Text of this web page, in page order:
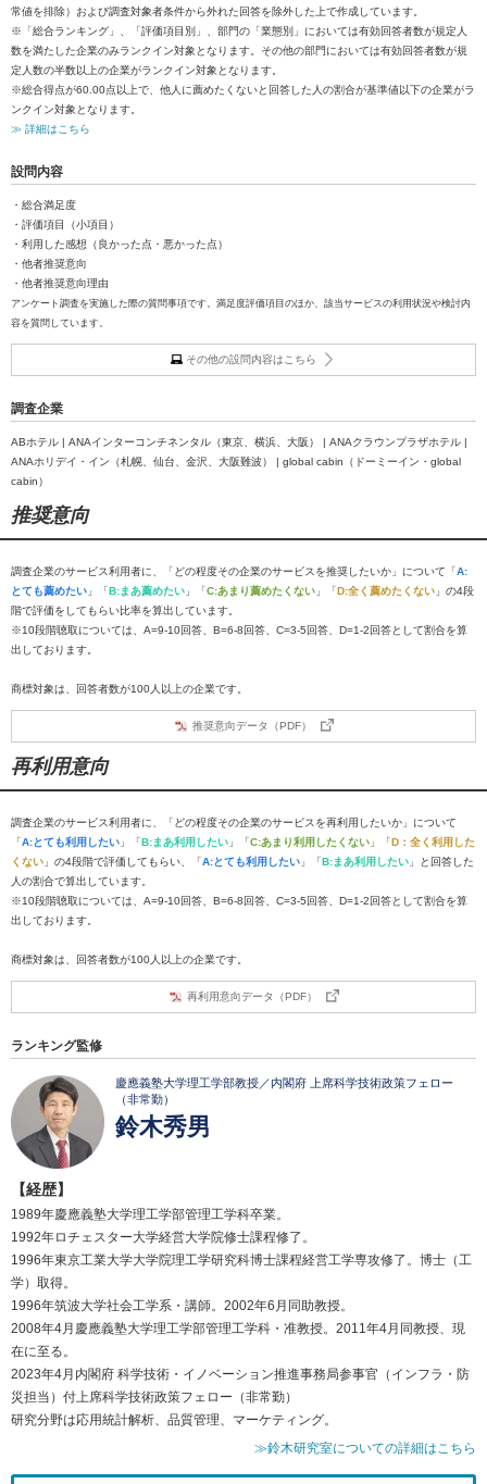
常値を排除）および調査対象者条件から外れた回答を除外した上で作成しています。
※「総合ランキング」、「評価項目別」、部門の「業態別」においては有効回答者数が規定人
数を満たした企業のみランクイン対象となります。その他の部門においては有効回答者数が規
定人数の半数以上の企業がランクイン対象となります。
※総合得点が60.00点以上で、他人に薦めたくないと回答した人の割合が基準値以下の企業がラ
ンクイン対象となります。
≫ 詳細はこちら
設問内容
・総合満足度
・評価項目（小項目）
・利用した感想（良かった点・悪かった点）
・他者推奨意向
・他者推奨意向理由
アンケート調査を実施した際の質問事項です。満足度評価項目のほか、該当サービスの利用状況や検討内
容を質問しています。
その他の設問内容はこちら
調査企業
ABホテル | ANAインターコンチネンタル（東京、横浜、大阪） | ANAクラウンプラザホテル |
ANAホリデイ・イン（札幌、仙台、金沢、大阪難波） | global cabin（ドーミーイン・global
cabin）
推奨意向
調査企業のサービス利用者に、「どの程度その企業のサービスを推奨したいか」について「A:
とても薦めたい 」「B:まあ薦めたい 」「C:あまり薦めたくない 」「D:全く薦めたくない 」の4段
階で評価をしてもらい比率を算出しています。
※10段階聴取については、A=9-10回答、B=6-8回答、C=3-5回答、D=1-2回答として割合を算
出しております。
商標対象は、回答者数が100人以上の企業です。
推奨意向データ（PDF）
再利用意向
調査企業のサービス利用者に、「どの程度その企業のサービスを再利用したいか」について
「A:とても利用したい 」「B:まあ利用したい 」「C:あまり利用したくない 」「D：全く利用した
くない 」の4段階で評価してもらい、「A:とても利用したい 」「B:まあ利用したい 」と回答した
人の割合で算出しています。
※10段階聴取については、A=9-10回答、B=6-8回答、C=3-5回答、D=1-2回答として割合を算
出しております。
商標対象は、回答者数が100人以上の企業です。
再利用意向データ（PDF）
ランキング監修
慶應義塾大学理工学部教授／内閣府 上席科学技術政策フェロー
（非常勤）
鈴木秀男
【経歴】
1989年慶應義塾大学理工学部管理工学科卒業。
1992年ロチェスター大学経営大学院修士課程修了。
1996年東京工業大学大学院理工学研究科博士課程経営工学専攻修了。博士（工
学）取得。
1996年筑波大学社会工学系・講師。2002年6月同助教授。
2008年4月慶應義塾大学理工学部管理工学科・准教授。2011年4月同教授、現
在に至る。
2023年4月内閣府 科学技術・イノベーション推進事務局参事官（インフラ・防
災担当）付上席科学技術政策フェロー（非常勤）
研究分野は応用統計解析、品質管理、マーケティング。
≫鈴木研究室についての詳細はこちら